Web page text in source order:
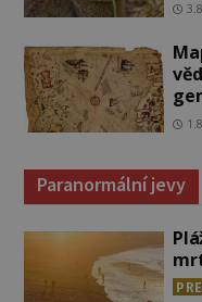
Paranormální jevy